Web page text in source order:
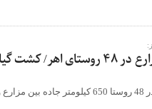
احداث 650 کیلومتر جاده بین مزارع در 48